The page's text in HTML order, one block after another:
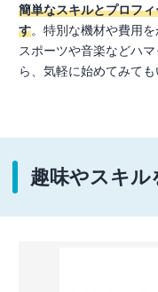
簡単なスキルとプロフ
す。特別な機材や費用
スポーツや音楽などハ
ら、気軽に始めてみても
趣味やスキル